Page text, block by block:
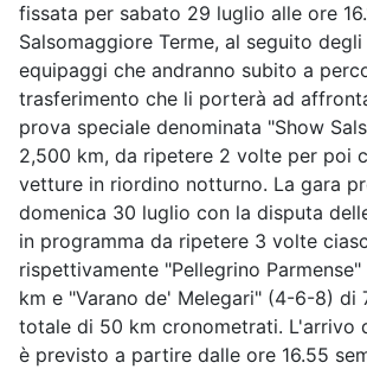
fissata per sabato 29 luglio alle ore
Salsomaggiore Terme, al seguito
equipaggi che andranno subito a
trasferimento che li porterà ad
prova speciale denominata "Show
2,500 km, da ripetere 2 volte per poi
vetture in riordino notturno. La gara
domenica 30 luglio con la disputa
in programma da ripetere 3 volte
rispettivamente "Pellegrino
km e "Varano de' Melegari" (4-6-8) di
totale di 50 km cronometrati. L'arrivo
è previsto a partire dalle ore 16.55